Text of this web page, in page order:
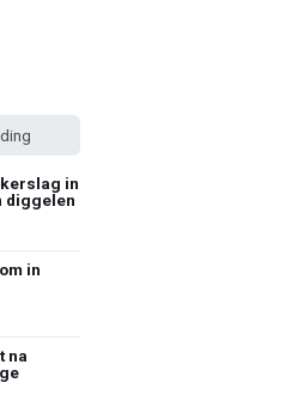
in
diggelen
in
na